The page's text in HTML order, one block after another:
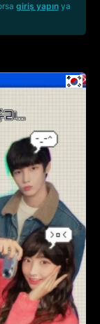
giriş yapınya